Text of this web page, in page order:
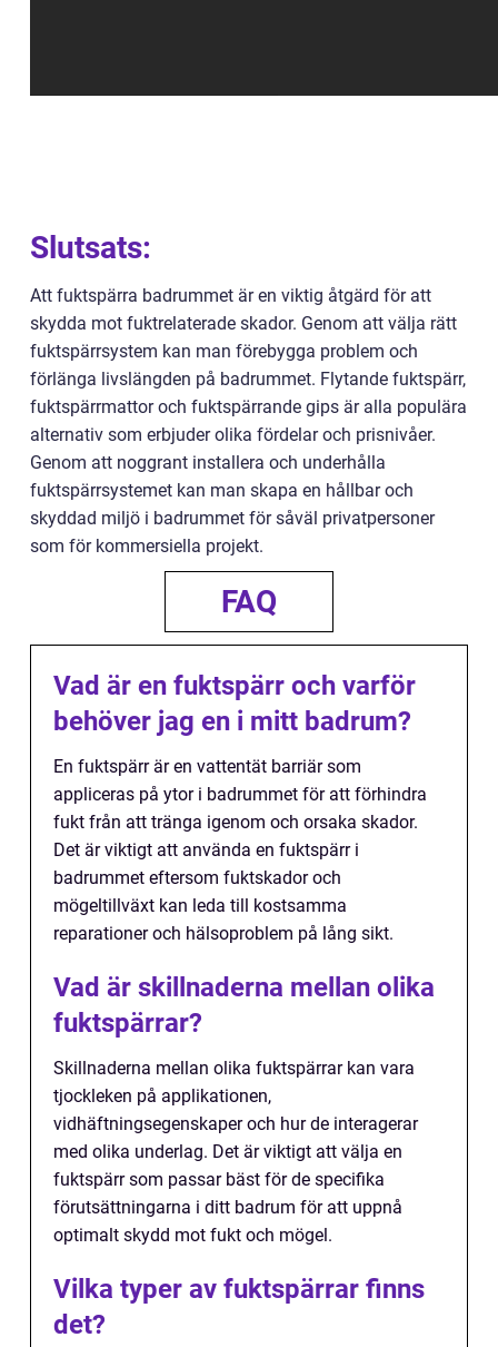
Slutsats:
Att fuktspärra badrummet är en viktig åtgärd för att
skydda mot fuktrelaterade skador. Genom att välja rätt
fuktspärrsystem kan man förebygga problem och
förlänga livslängden på badrummet. Flytande fuktspärr,
fuktspärrmattor och fuktspärrande gips är alla populära
alternativ som erbjuder olika fördelar och prisnivåer.
Genom att noggrant installera och underhålla
fuktspärrsystemet kan man skapa en hållbar och
skyddad miljö i badrummet för såväl privatpersoner
som för kommersiella projekt.
FAQ
Vad är en fuktspärr och varför
behöver jag en i mitt badrum?
En fuktspärr är en vattentät barriär som
appliceras på ytor i badrummet för att förhindra
fukt från att tränga igenom och orsaka skador.
Det är viktigt att använda en fuktspärr i
badrummet eftersom fuktskador och
mögeltillväxt kan leda till kostsamma
reparationer och hälsoproblem på lång sikt.
Vad är skillnaderna mellan olika
fuktspärrar?
Skillnaderna mellan olika fuktspärrar kan vara
tjockleken på applikationen,
vidhäftningsegenskaper och hur de interagerar
med olika underlag. Det är viktigt att välja en
fuktspärr som passar bäst för de specifika
förutsättningarna i ditt badrum för att uppnå
optimalt skydd mot fukt och mögel.
Vilka typer av fuktspärrar finns
det?